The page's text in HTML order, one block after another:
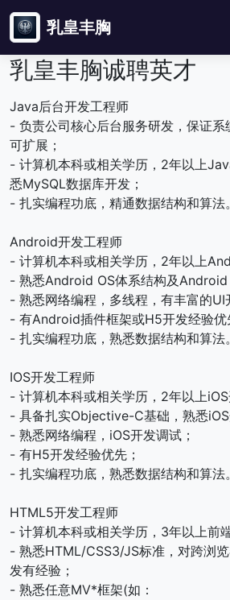
乳皇丰胸
乳皇丰胸诚聘英才
Java后台开发工程师
- 负责公司核心后台服务研发，保证系
可扩展；
- 计算机本科或相关学历，2年以上
悉MySQL数据库开发；
- 扎实编程功底，精通数据结构和算法
Android开发工程师
- 计算机本科或相关学历，2年以上
- 熟悉Android OS体系结构及Android
- 熟悉网络编程，多线程，有丰富的UI
- 有Android插件框架或H5开发经验优
- 扎实编程功底，熟悉数据结构和算法
IOS开发工程师
- 计算机本科或相关学历，2年以上iOS
- 具备扎实Objective-C基础，熟悉iOS
- 熟悉网络编程，iOS开发调试；
- 有H5开发经验优先；
- 扎实编程功底，熟悉数据结构和算法
HTML5开发工程师
- 计算机本科或相关学历，3年以上前
- 熟悉HTML/CSS3/JS标准，对跨浏
发有经验；
- 熟悉任意MV*框架(如：